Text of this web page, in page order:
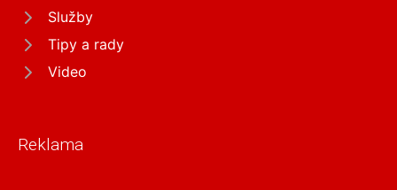
Služby
Tipy a rady
Video
Reklama